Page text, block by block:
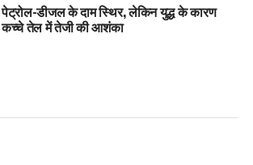
पेट्रोल-डीजल के दाम स्थिर, लेकिन युद्ध के कारण
कच्चे तेल में तेजी की आशंका